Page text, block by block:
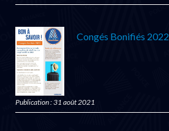
Congés Bonifiés 2022
Publication : 31 août 2021